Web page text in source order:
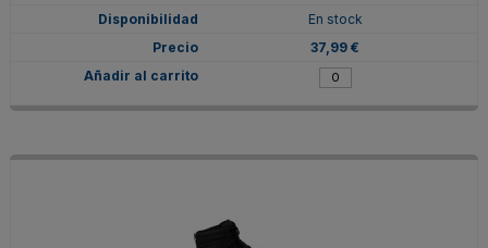
En stock
37,99 €